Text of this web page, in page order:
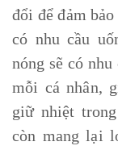
đổi để đảm
có nhu cầu
nóng sẽ có
mỗi cá nhân,
giữ nhiệt
còn mang lại